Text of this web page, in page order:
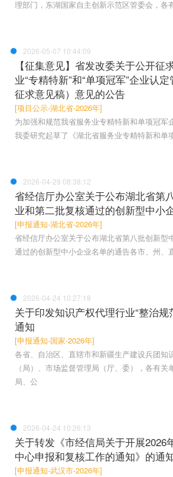
理部门，东湖国家自主创新示范区管委会，各
2026-05-07 10:44:09
【征集意见】省发改委关于公开征
业“专精特新”和“单项冠军”企业认
征求意见稿）意见的公告
[项目公示-湖北省-2026年]
为加强和规范我省服务业专精特新和单项冠军
我委研究起草了《湖北省服务业专精特新和单
2026-04-29 08:38:12
省经信厅办公室关于公布湖北省第
业和第二批复核通过的创新型中小
[申报通知-湖北省-2026年]
省经信厅办公室关于公布湖北省第八批创新型
通过的创新型中小企业名单的通告各市、州、
2026-04-24 10:27:18
关于印发知识产权代理行业“整治规
通知
[申报通知-国家-2026年]
各省、自治区、直辖市和新疆生产建设兵团知
（局）、市场监督管理局（厅、委），各有关
局、公
2026-04-24 10:26:13
关于转发《市经信局关于开展2026
中心申报和复核工作的通知》的通
[申报通知-武汉市-2026年]